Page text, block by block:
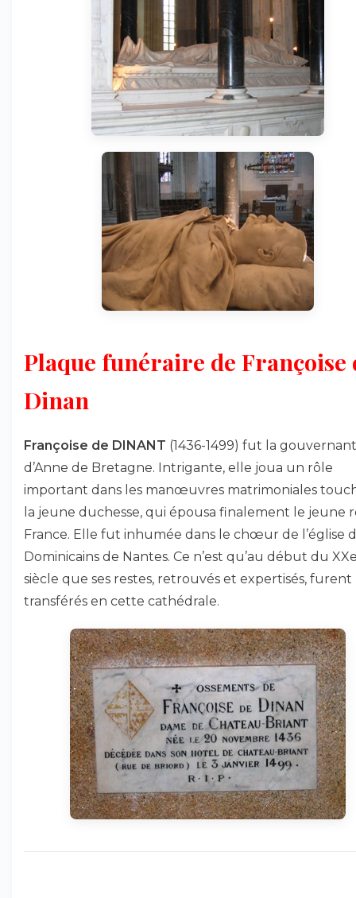
Plaque funéraire de Françoise
Dinan
Françoise de DINANT (1436-1499) fut la
d’Anne de Bretagne. Intrigante, elle joua un rôle
important dans les manœuvres matrimoniales
la jeune duchesse, qui épousa finalement le jeune
France. Elle fut inhumée dans le chœur de l’église
Dominicains de Nantes. Ce n’est qu’au début du
siècle que ses restes, retrouvés et expertisés, furent
transférés en cette cathédrale.